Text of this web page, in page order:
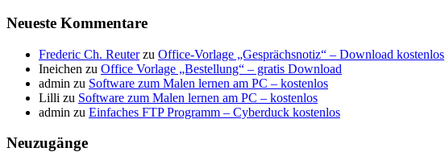
Neueste Kommentare
Frederic Ch. Reuterzu Office-Vorlage „Gesprächsnotiz“ – Download kostenlos
Ineichen zu Office Vorlage „Bestellung“ – gratis Download
admin zu Software zum Malen lernen am PC – kostenlos
Lilli zu Software zum Malen lernen am PC – kostenlos
admin zu Einfaches FTP Programm – Cyberduck kostenlos
Neuzugänge